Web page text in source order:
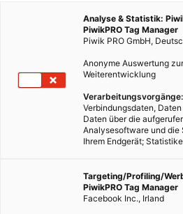
UND WAS LIEBEN
Die Wien-Highlights unserer
Redaktion
Analyse & Statistik:
PiwikPRO Tag Manager
Piwik PRO GmbH,
Anonyme Auswertung
Weiterentwicklung
Verarbeitungsvorgänge:
Verbindungsdaten,
Daten über die
Analysesoftware und die
Ihrem Endgerät;
Targeting/Profiling/
PiwikPRO Tag Manager
Facebook Inc., Irland